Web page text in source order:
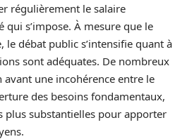
régulièrement le salaire
s’impose. À mesure que le
le débat public s’intensifie quant à
sont adéquates. De nombreux
une incohérence entre le
des besoins fondamentaux,
plus substantielles pour apporter